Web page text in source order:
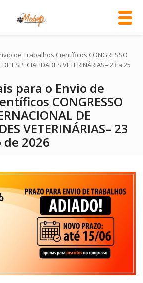
de Trabalhos Científicos CONGRESSO
ESPECIALIDADES VETERINÁRIAS– 23 a 25
para o Envio de
CONGRESSO
DE
VETERINÁRIAS– 23
de 2026